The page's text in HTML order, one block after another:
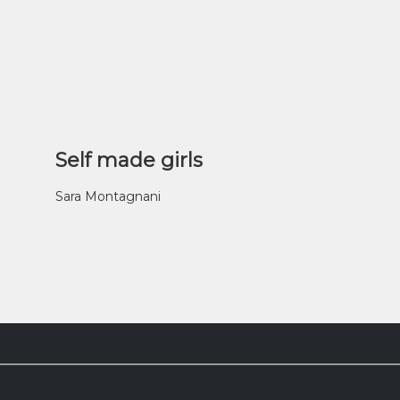
Self made girls
Sara Montagnani